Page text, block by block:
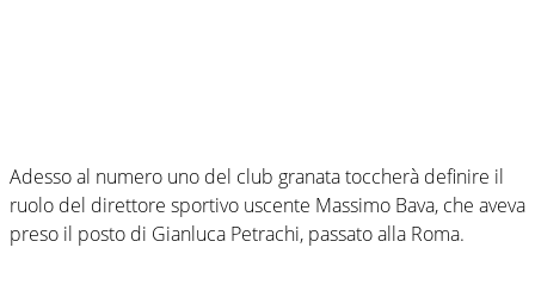
Adesso al numero uno del club granata toccherà definire il
ruolo del direttore sportivo uscente Massimo Bava, che aveva
preso il posto di Gianluca Petrachi, passato alla Roma.